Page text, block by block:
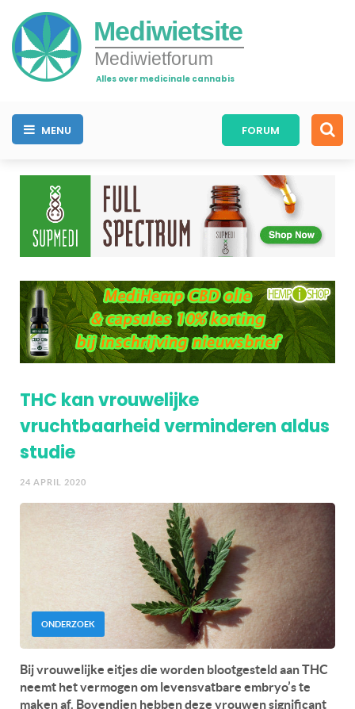
Mediwietsite
Mediwietforum
Alles over medicinale cannabis
MENU FORUM
THC kan vrouwelijke
vruchtbaarheid verminderen aldus
studie
24 APRIL 2020
ONDERZOEK
Bij vrouwelijke eitjes die worden blootgesteld aan THC
neemt het vermogen om levensvatbare embryo’s te
maken af. Bovendien hebben deze vrouwen significant